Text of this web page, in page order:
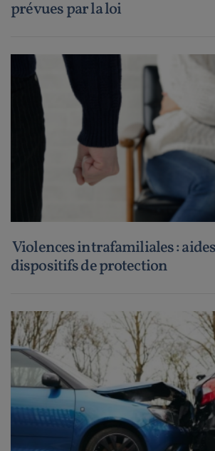
prévues par la loi
Violences intrafamiliales :
dispositifs de protection